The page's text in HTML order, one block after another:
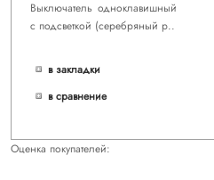
Выключатель одноклавишный
с подсветкой (cеребряный р..
в закладки
в сравнение
Оценка покупателей: